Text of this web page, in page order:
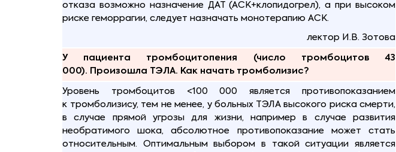
отказа возможно назначение ДАТ (АСК+клопидогрел), а при высоком
риске геморрагии, следует назначать монотерапию АСК.
лектор И.В. Зотова
У пациента тромбоцитопения (число тромбоцитов 43
000). Произошла ТЭЛА. Как начать тромболизис?
Уровень тромбоцитов <100 000 является противопоказанием
к тромболизису, тем не менее, у больных ТЭЛА высокого риска смерти,
в случае прямой угрозы для жизни, например в случае развития
необратимого шока, абсолютное противопоказание может стать
относительным. Оптимальным выбором в такой ситуации является